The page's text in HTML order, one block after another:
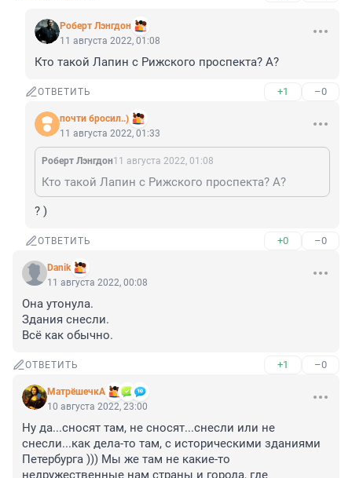
Роберт Лэнгдон
11 августа 2022, 01:08
Кто такой Лапин с Рижского проспекта? А?
ОТВЕТИТЬ +1 –0
почти бросил..)
11 августа 2022, 01:33
Роберт Лэнгдон11 августа 2022, 01:08
Кто такой Лапин с Рижского проспекта? А?
? )
ОТВЕТИТЬ +0 –0
Danik
11 августа 2022, 00:08
Она утонула.
Здания снесли.
Всё как обычно.
ОТВЕТИТЬ +1 –0
МатрёшечкА
10 августа 2022, 23:00
Ну да...сносят там, не сносят...снесли или не
снесли...как дела-то там, с историческими зданиями
Петербурга ))) Мы же там не какие-то
недружественные нам страны и города, где